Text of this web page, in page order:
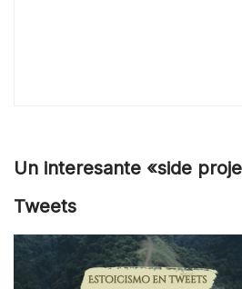
Un interesante «side
Tweets